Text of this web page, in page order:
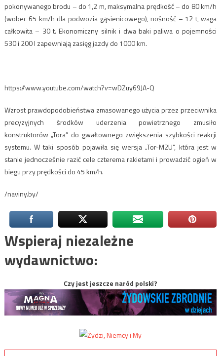
pokonywanego brodu – do 1,2 m, maksymalna prędkość – do 80 km/h
(wobec 65 km/h dla podwozia gąsienicowego), nośność – 12 t, waga
całkowita – 30 t. Ekonomiczny silnik i dwa baki paliwa o pojemności
530 i 200 l zapewniają zasięg jazdy do 1000 km.
https://www.youtube.com/watch?v=wDZuy69JA-Q
Wzrost prawdopodobieństwa zmasowanego użycia przez przeciwnika
precyzyjnych środków uderzenia powietrznego zmusiło
konstruktorów „Tora” do gwałtownego zwiększenia szybkości reakcji
systemu. W taki sposób pojawiła się wersja „Tor-M2U”, która jest w
stanie jednocześnie razić cele czterema rakietami i prowadzić ogień w
biegu przy prędkości do 45 km/h.
/naviny.by/
Wspieraj niezależne
wydawnictwo:
Czy jest jeszcze naród polski?